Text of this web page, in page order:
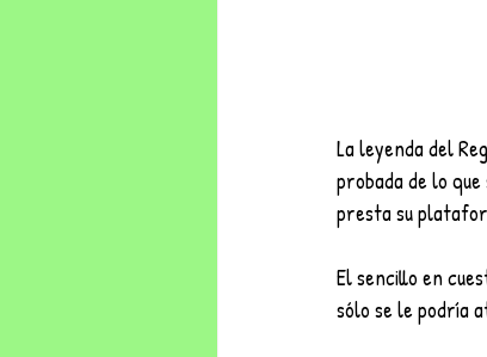
La leyenda del
probada de lo
presta su
El sencillo en
sólo se le podría